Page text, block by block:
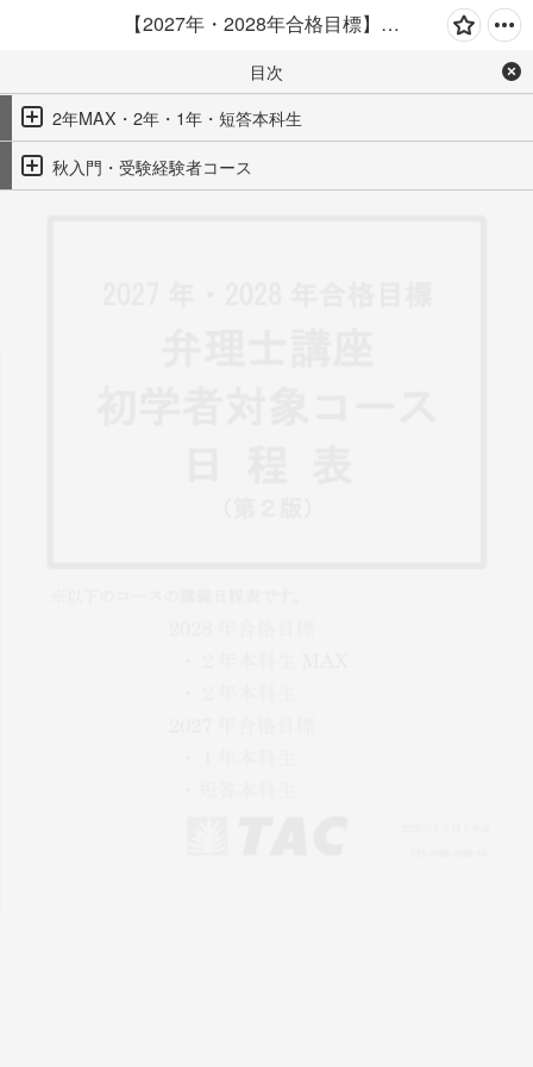
【2027年・2028年合格目標】弁理士講座日程表
目次
2年MAX・2年・1年・短答本科生
秋入門・受験経験者コース